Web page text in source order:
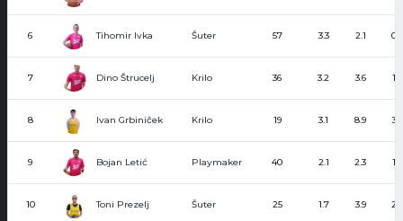
6 Tihomir Ivka Šuter 57 3.3 2.1 0.6
7 Dino Štrucelj Krilo 36 3.2 3.6 1.0
8 Ivan Grbiniček Krilo 19 3.1 8.9 3.9
9 Bojan Letić Playmaker 40 2.1 2.3 1.3
10 Toni Prezelj Šuter 25 1.7 3.9 2.0